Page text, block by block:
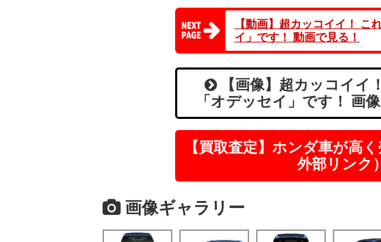
【動画】超カッコイイ！ こ
イ」です！ 動画で見る！
【画像】超カッコイイ
「オデッセイ」です！ 画
【買取査定】ホンダ車が高
外部リンク）
画像ギャラリー